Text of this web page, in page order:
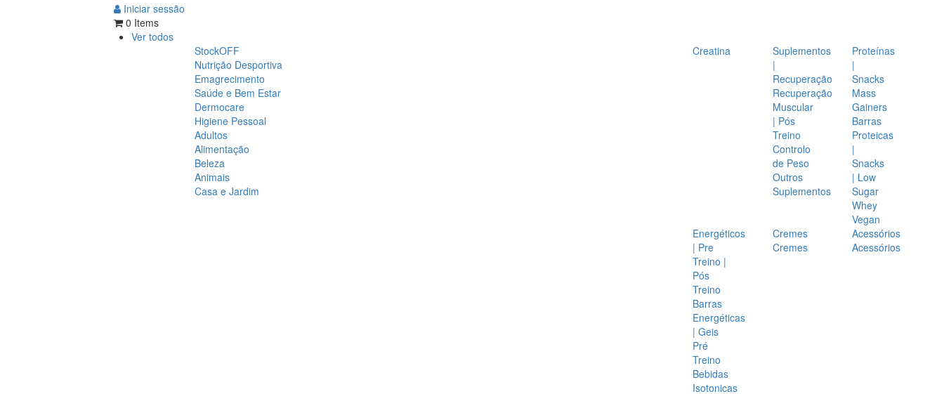
Iniciar sessão
0 Items
Ver todos
StockOFF
Nutrição Desportiva
Emagrecimento
Saúde e Bem Estar
Dermocare
Higiene Pessoal
Adultos
Alimentação
Beleza
Animais
Casa e Jardim
Creatina
Suplementos
|
Recuperação
Recuperação
Muscular
| Pós
Treino
Controlo
de Peso
Outros
Suplementos
Proteínas
|
Snacks
Mass
Gainers
Barras
Proteicas
|
Snacks
| Low
Sugar
Whey
Vegan
Energéticos
| Pre
Treino |
Pós
Treino
Barras
Energéticas
| Geis
Pré
Treino
Bebidas
Isotonicas
Cremes
Cremes
Acessórios
Acessórios